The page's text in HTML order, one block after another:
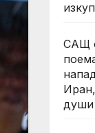
САЩ
души